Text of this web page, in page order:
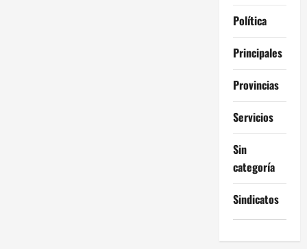
Política
Principales
Provincias
Servicios
Sin
categoría
Sindicatos